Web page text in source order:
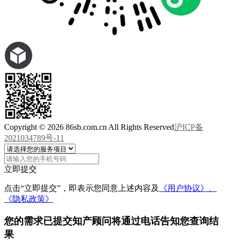
Copyright © 2026 86sb.com.cn All Rights Reserved沪ICP备
2021034789号-11
立即提交
点击“立即提交”，即表示您同意上述内容及
《用户协议》、
《隐私政策》
您的需求已提交知产顾问将通过电话告知您查询结
果